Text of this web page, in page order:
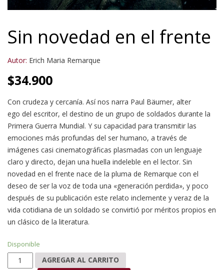
Sin novedad en el frente
Autor: Erich Maria Remarque
$34.900
Con crudeza y cercanía. Así nos narra Paul Bäumer, alter
ego del escritor, el destino de un grupo de soldados durante la
Primera Guerra Mundial. Y su capacidad para transmitir las
emociones más profundas del ser humano, a través de
imágenes casi cinematográficas plasmadas con un lenguaje
claro y directo, dejan una huella indeleble en el lector. Sin
novedad en el frente nace de la pluma de Remarque con el
deseo de ser la voz de toda una «generación perdida», y poco
después de su publicación este relato inclemente y veraz de la
vida cotidiana de un soldado se convirtió por méritos propios en
un clásico de la literatura.
Disponible
Sin novedad en el frente cantidad
AGREGAR AL CARRITO